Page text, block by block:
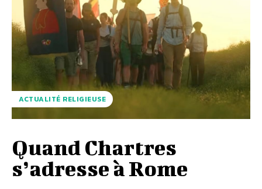
ACTUALITÉ RELIGIEUSE
Quand Chartres
s’adresse à Rome